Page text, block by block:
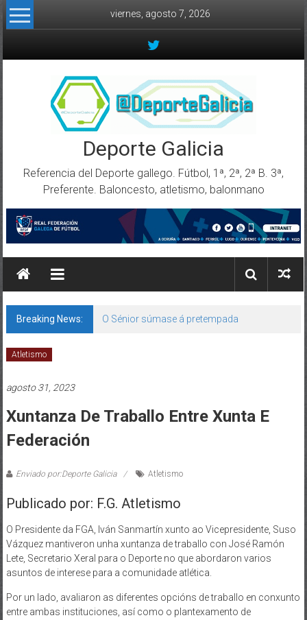
Skip to content
viernes, agosto 7, 2026
Deporte Galicia
Referencia del Deporte gallego. Fútbol, 1ª, 2ª, 2ª B. 3ª,
Preferente. Baloncesto, atletismo, balonmano
Breaking News: O Sénior súmase á pretempada
Atletismo
agosto 31, 2023
Xuntanza De Traballo Entre Xunta E
Federación
Enviado por:Deporte Galicia Atletismo
Publicado por: F.G. Atletismo
O Presidente da FGA, Iván Sanmartín xunto ao Vicepresidente, Suso
Vázquez mantiveron unha xuntanza de traballo con José Ramón
Lete, Secretario Xeral para o Deporte no que abordaron varios
asuntos de interese para a comunidade atlética.
Por un lado, avaliaron as diferentes opcións de traballo en conxunto
entre ambas instituciones, así como o plantexamento de